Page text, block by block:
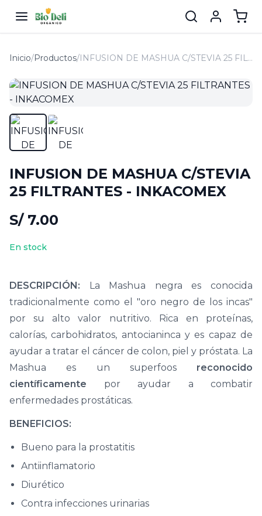
Inicio/Productos/ INFUSION DE MASHUA C/STEVIA 25 FILTRANTES - INKACOMEX
INFUSION DE MASHUA C/STEVIA
25 FILTRANTES - INKACOMEX
S/ 7.00
En stock
DESCRIPCIÓN: La Mashua negra es conocida
tradicionalmente como el "oro negro de los incas"
por su alto valor nutritivo. Rica en proteínas,
calorías, carbohidratos, antocianinca y es capaz de
ayudar a tratar el cáncer de colon, piel y próstata. La
Mashua es un superfoos reconocido
científicamente por ayudar a combatir
enfermedades prostáticas.
BENEFICIOS:
Bueno para la prostatitis
Antiinflamatorio
Diurético
Contra infecciones urinarias